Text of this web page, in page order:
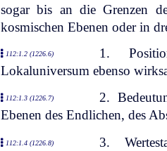
sogar bis an die Grenzen
kosmischen Ebenen oder in
112:1.2 (1226.6)
1.
Lokaluniversum ebenso
112:1.3 (1226.7)
2.
Ebenen des Endlichen, des
112:1.4 (1226.8)
3.